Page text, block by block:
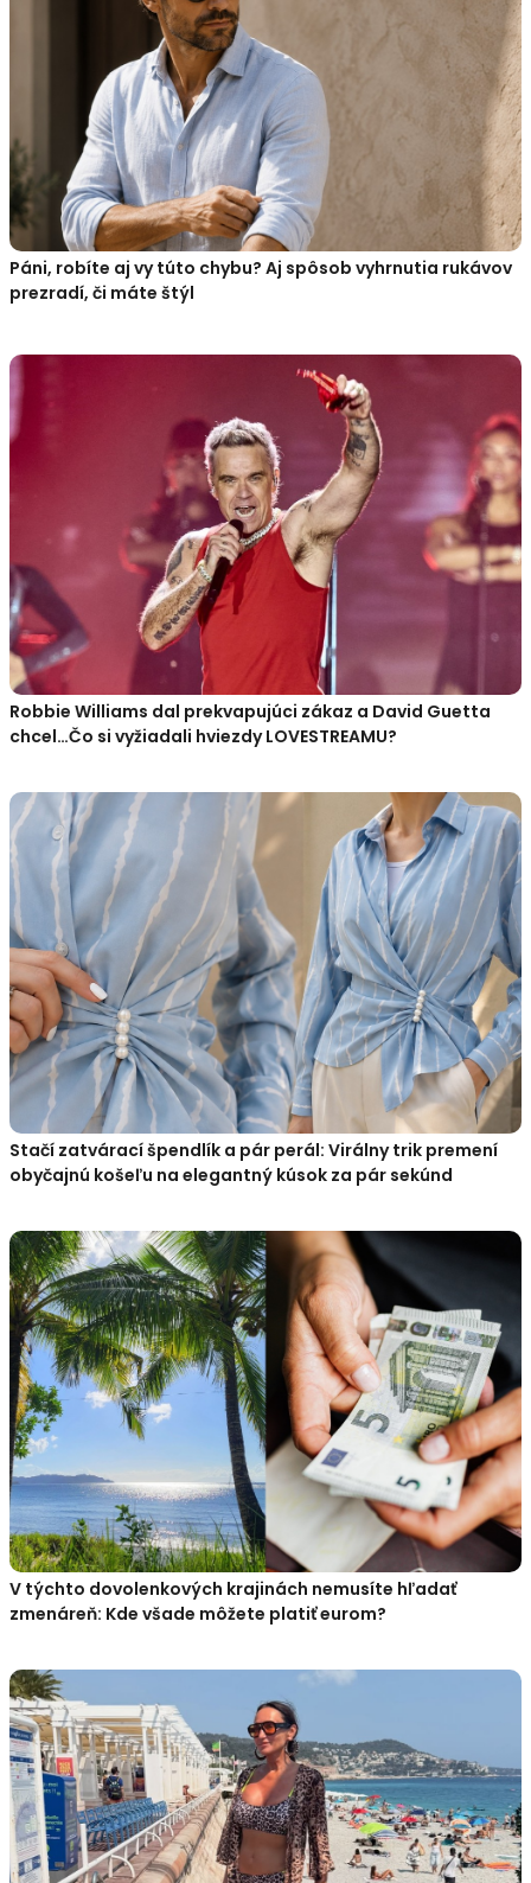
Páni, robíte aj vy túto chybu? Aj spôsob vyhrnutia rukávov
prezradí, či máte štýl
Robbie Williams dal prekvapujúci zákaz a David Guetta
chcel…Čo si vyžiadali hviezdy LOVESTREAMU?
Stačí zatvárací špendlík a pár perál: Virálny trik premení
obyčajnú košeľu na elegantný kúsok za pár sekúnd
V týchto dovolenkových krajinách nemusíte hľadať
zmenáreň: Kde všade môžete platiť eurom?